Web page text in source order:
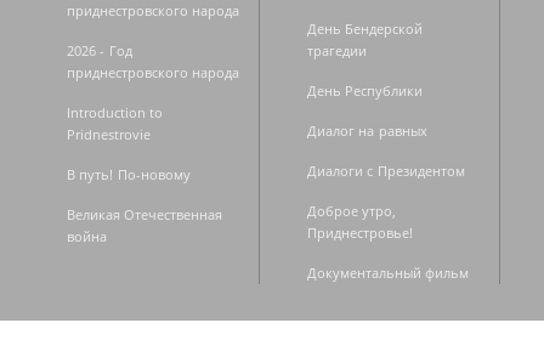
приднестровского народа
2026 - Год
приднестровского народа
Introduction to
Pridnestrovie
В путь! По-новому
Великая Отечественная
война
День Бендерской
трагедии
День Республики
Диалог на равных
Диалоги с Президентом
Доброе утро,
Приднестровье!
Документальный фильм